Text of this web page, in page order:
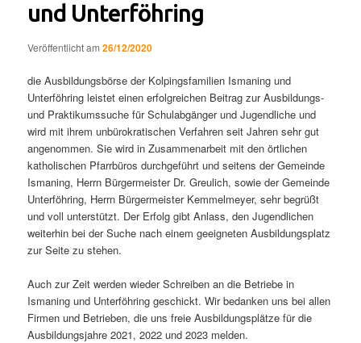
und Unterföhring
Veröffentlicht am26/12/2020
die Ausbildungsbörse der Kolpingsfamilien Ismaning und
Unterföhring leistet einen erfolgreichen Beitrag zur Ausbildungs-
und Praktikumssuche für Schulabgänger und Jugendliche und
wird mit ihrem unbürokratischen Verfahren seit Jahren sehr gut
angenommen. Sie wird in Zusammenarbeit mit den örtlichen
katholischen Pfarrbüros durchgeführt und seitens der Gemeinde
Ismaning, Herrn Bürgermeister Dr. Greulich, sowie der Gemeinde
Unterföhring, Herrn Bürgermeister Kemmelmeyer, sehr begrüßt
und voll unterstützt. Der Erfolg gibt Anlass, den Jugendlichen
weiterhin bei der Suche nach einem geeigneten Ausbildungsplatz
zur Seite zu stehen.
Auch zur Zeit werden wieder Schreiben an die Betriebe in
Ismaning und Unterföhring geschickt. Wir bedanken uns bei allen
Firmen und Betrieben, die uns freie Ausbildungsplätze für die
Ausbildungsjahre 2021, 2022 und 2023 melden.